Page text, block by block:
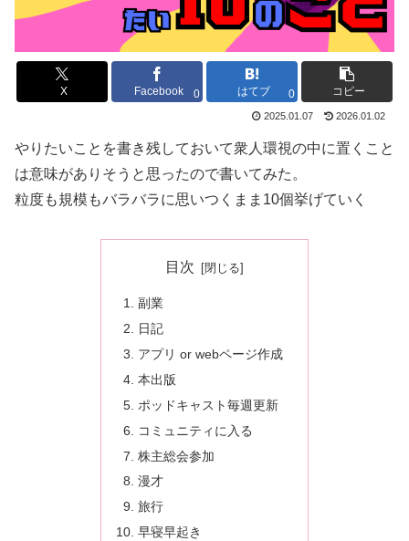
X Facebook 0 はてブ 0 コピー
2025.01.07 2026.01.02
やりたいことを書き残しておいて衆人環視の中に置くこと
は意味がありそうと思ったので書いてみた。
粒度も規模もバラバラに思いつくまま10個挙げていく
目次
副業
日記
アプリ or webページ作成
本出版
ポッドキャスト毎週更新
コミュニティに入る
株主総会参加
漫才
旅行
早寝早起き